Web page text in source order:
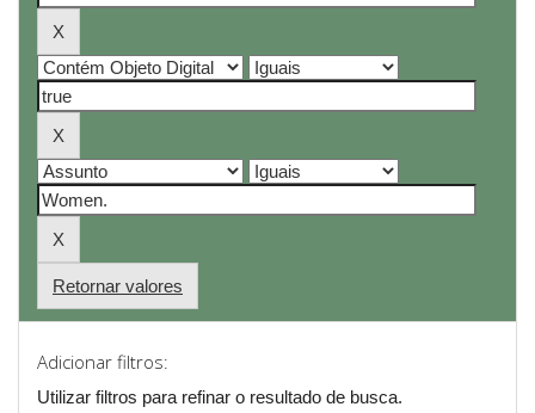
Retornar valores
Adicionar filtros:
Utilizar filtros para refinar o resultado de busca.